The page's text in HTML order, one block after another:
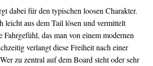
dabei für den typischen loosen Charakter.
leicht aus dem Tail lösen und vermittelt
Fahrgefühl, das man von einem modernen
verlangt diese Freiheit nach einer
zu zentral auf dem Board steht oder sehr